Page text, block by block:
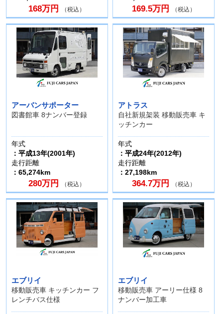
168万円 （税込） 169.5万円 （税込）
アーバンサポーター
図書館車 8ナンバー登録
年式
：平成13年(2001年)
走行距離
：65,274km
280万円 （税込）
アトラス
自社新規架装 移動販売車 キ
ッチンカー
年式
：平成24年(2012年)
走行距離
：27,198km
364.7万円 （税込）
エブリイ
移動販売車 キッチンカー フ
レンチバス仕様
エブリイ
移動販売車 アーリー仕様 8
ナンバー加工車